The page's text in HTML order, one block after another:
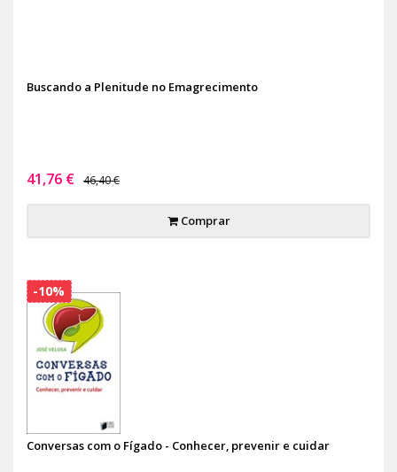
Buscando a Plenitude no Emagrecimento
41,76 € 46,40 €
Comprar
Conversas com o Fígado - Conhecer, prevenir e cuidar
-10%